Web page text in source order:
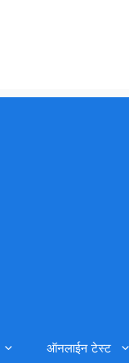
ऑनलाईन टेस्ट